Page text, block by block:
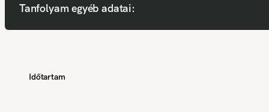
Tanfolyam egyéb adatai:
Időtartam